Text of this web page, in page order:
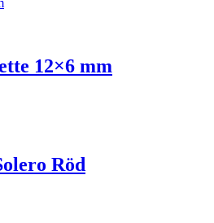
12×6 mm
Röd